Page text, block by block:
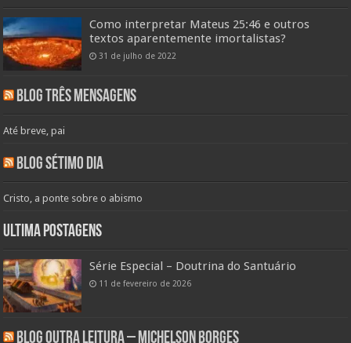
Como interpretar Mateus 25:46 e outros
textos aparentemente imortalistas?
31 de julho de 2022
Blog Três Mensagens
Até breve, pai
Blog Sétimo Dia
Cristo, a ponte sobre o abismo
Ultima Postagens
Série Especial – Doutrina do Santuário
11 de fevereiro de 2026
Blog Outra Leitura – Michelson Borges